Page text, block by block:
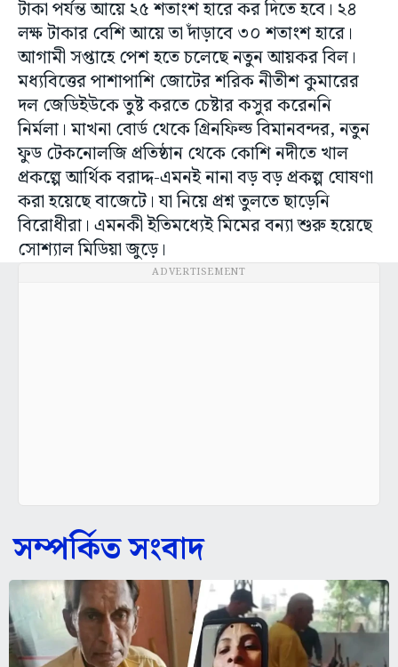
টাকা পর্যন্ত আয়ে ২৫ শতাংশ হারে কর দিতে হবে। ২৪
লক্ষ টাকার বেশি আয়ে তা দাঁড়াবে ৩০ শতাংশ হারে।
আগামী সপ্তাহে পেশ হতে চলেছে নতুন আয়কর বিল।
মধ্যবিত্তের পাশাপাশি জোটের শরিক নীতীশ কুমারের
দল জেডিইউকে তুষ্ট করতে চেষ্টার কসুর করেননি
নির্মলা। মাখনা বোর্ড থেকে গ্রিনফিল্ড বিমানবন্দর, নতুন
ফুড টেকনোলজি প্রতিষ্ঠান থেকে কোশি নদীতে খাল
প্রকল্পে আর্থিক বরাদ্দ-এমনই নানা বড় বড় প্রকল্প ঘোষণা
করা হয়েছে বাজেটে। যা নিয়ে প্রশ্ন তুলতে ছাড়েনি
বিরোধীরা। এমনকী ইতিমধ্যেই মিমের বন্যা শুরু হয়েছে
সোশ্যাল মিডিয়া জুড়ে।
ADVERTISEMENT
সম্পর্কিত সংবাদ